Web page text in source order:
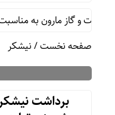
و گاز مارون به مناسبت روز
صفحه نخست/نیشکر
برداشت